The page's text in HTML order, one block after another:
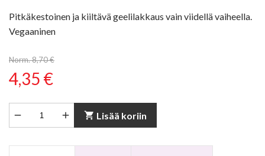
Pitkäkestoinen ja kiiltävä geelilakkaus vain viidellä vaiheella.
Vegaaninen
Norm. 8,70 €
4,35 €
  shopping_cart Lisää koriin